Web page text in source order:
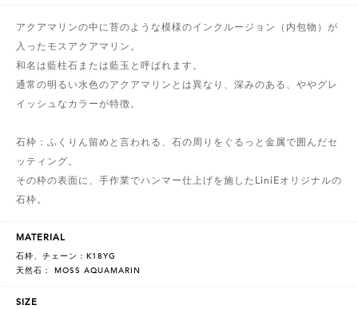
アクアマリンの中に苔のような模様のインクルージョン（内包物）が
入ったモスアクアマリン。
和名は藍柱石または藍玉と呼ばれます。
通常の明るい水色のアクアマリンとは異なり、深みのある、ややグレ
イッシュなカラーが特徴。
石枠：ふくりん留めと言われる、石の周りをぐるっと金属で囲んだセ
ッティング。
その枠の表面に、手作業でハンマー仕上げを施したLiniEオリジナルの
石枠。
MATERIAL
石枠、チェーン：K18YG
天然石： MOSS AQUAMARIN
SIZE